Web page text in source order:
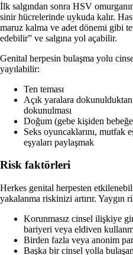
İlk salgından sonra HSV
sinir hücrelerinde uykuda kalır.
maruz kalma ve adet dönemi gibi
edebilir” ve salgına yol açabilir.
Genital herpesin bulaşma yolu
yayılabilir:
Ten teması
Açık yaralara
dokunulması
Doğum (gebe kişiden
Seks oyuncaklarını, mutfak
eşyaları paylaşmak
Risk faktörleri
Herkes genital herpesten
yakalanma riskinizi artırır. Yaygın
Korunmasız cinsel ilişkiye
bariyeri veya eldiven
Birden fazla veya anonim
Başka bir cinsel yolla